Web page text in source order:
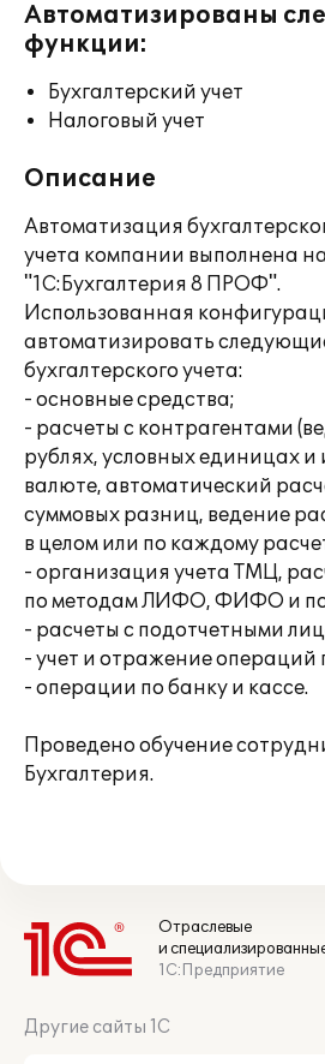
Автоматизированы
функции:
Бухгалтерский учет
Налоговый учет
Описание
Автоматизация
учета компании выполнена
"1С:Бухгалтерия 8 ПРОФ".
Использованная
автоматизировать
бухгалтерского учета:
- основные средства;
- расчеты с контрагентами
рублях, условных единицах
валюте, автоматический
суммовых разниц, ведение
в целом или по каждому
- организация учета ТМЦ,
по методам ЛИФО, ФИФО и по
- расчеты с подотчетными
- учет и отражение операций
- операции по банку и кассе.
Проведено обучение
Бухгалтерия.
Отраслевые
и
1С:Предприятие
Другие сайты 1С